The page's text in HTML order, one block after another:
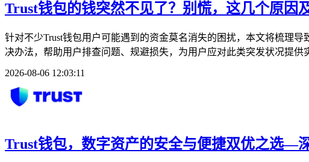
Trust钱包的钱突然不见了？别慌，这几个原因
针对不少Trust钱包用户可能遇到的资金莫名消失的困扰，本文将梳理
决办法，帮助用户排查问题、规避损失，为用户应对此类突发状况提
2026-08-06 12:03:11
Trust钱包，数字资产的安全与便捷双优之选—